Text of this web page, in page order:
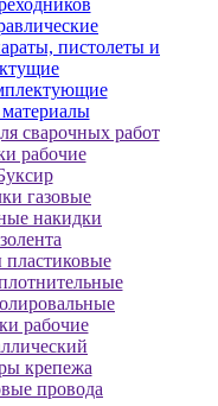
пистолеты и
сварочных работ
рабочие
газовые
накидки
рабочие
крепежа
провода